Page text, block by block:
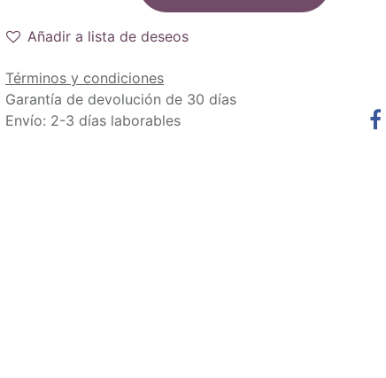
Añadir a lista de deseos
Términos y condiciones
Garantía de devolución de 30 días
Envío: 2-3 días laborables